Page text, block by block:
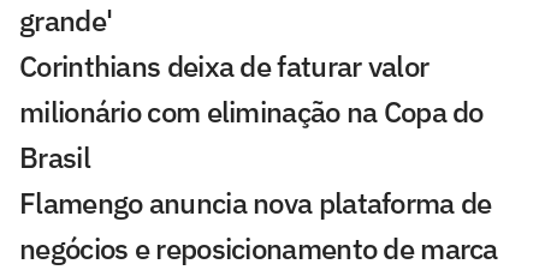
grande'
Corinthians deixa de faturar valor
milionário com eliminação na Copa do
Brasil
Flamengo anuncia nova plataforma de
negócios e reposicionamento de marca